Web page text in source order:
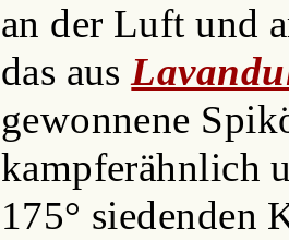
an der Luft und
das aus
gewonnene
kampferähnlich
175° siedenden